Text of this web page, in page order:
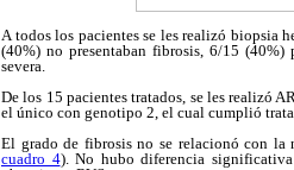
A todos los pacientes se les realizó biopsia
(40%) no presentaban fibrosis, 6/15
severa.
De los 15 pacientes tratados, se les realizó
el único con genotipo 2, el cual cumplió
El grado de fibrosis no se relacionó con la
cuadro 4). No hubo diferencia